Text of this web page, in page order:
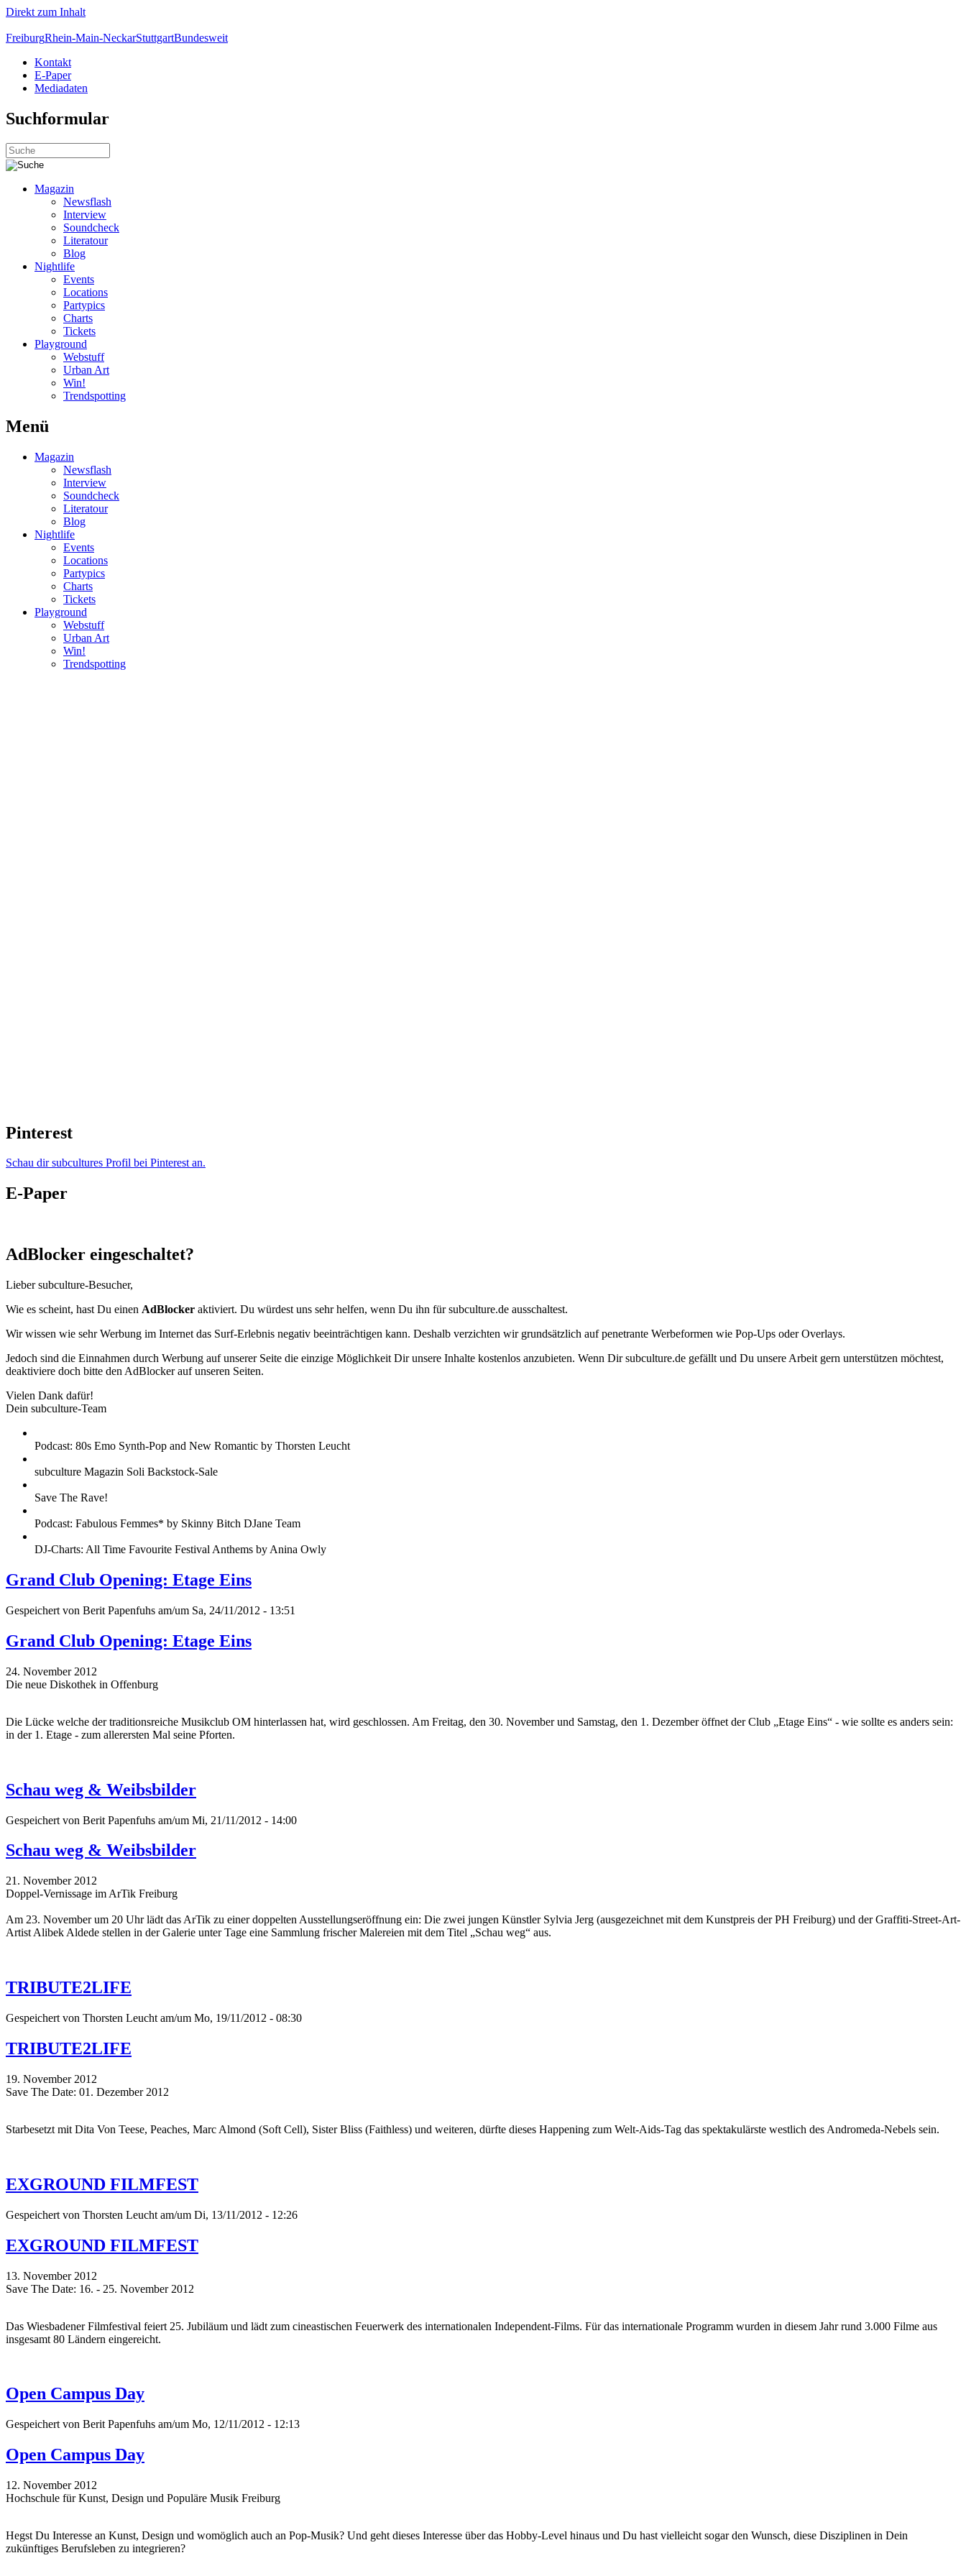
Direkt zum Inhalt
FreiburgRhein-Main-NeckarStuttgartBundesweit
Kontakt
E-Paper
Mediadaten
Suchformular
Magazin
Newsflash
Interview
Soundcheck
Literatour
Blog
Nightlife
Events
Locations
Partypics
Charts
Tickets
Playground
Webstuff
Urban Art
Win!
Trendspotting
Menü
Magazin
Newsflash
Interview
Soundcheck
Literatour
Blog
Nightlife
Events
Locations
Partypics
Charts
Tickets
Playground
Webstuff
Urban Art
Win!
Trendspotting
Pinterest
Schau dir subcultures Profil bei Pinterest an.
E-Paper
AdBlocker eingeschaltet?
Lieber subculture-Besucher,
Wie es scheint, hast Du einen AdBlocker aktiviert. Du würdest uns sehr helfen, wenn Du ihn für subculture.de ausschaltest.
Wir wissen wie sehr Werbung im Internet das Surf-Erlebnis negativ beeinträchtigen kann. Deshalb verzichten wir grundsätzlich auf penetrante Werbeformen wie Pop-Ups oder Overlays.
Jedoch sind die Einnahmen durch Werbung auf unserer Seite die einzige Möglichkeit Dir unsere Inhalte kostenlos anzubieten. Wenn Dir subculture.de gefällt und Du unsere Arbeit gern unterstützen möchtest,
deaktiviere doch bitte den AdBlocker auf unseren Seiten.
Vielen Dank dafür!
Dein subculture-Team
Podcast: 80s Emo Synth-Pop and New Romantic by Thorsten Leucht
subculture Magazin Soli Backstock-Sale
Save The Rave!
Podcast: Fabulous Femmes* by Skinny Bitch DJane Team
DJ-Charts: All Time Favourite Festival Anthems by Anina Owly
Grand Club Opening: Etage Eins
Gespeichert von Berit Papenfuhs am/um Sa, 24/11/2012 - 13:51
Grand Club Opening: Etage Eins
24. November 2012
Die neue Diskothek in Offenburg
Die Lücke welche der traditionsreiche Musikclub OM hinterlassen hat, wird geschlossen. Am Freitag, den 30. November und Samstag, den 1. Dezember öffnet der Club „Etage Eins“ - wie sollte es anders sein:
in der 1. Etage - zum allerersten Mal seine Pforten.
Schau weg & Weibsbilder
Gespeichert von Berit Papenfuhs am/um Mi, 21/11/2012 - 14:00
Schau weg & Weibsbilder
21. November 2012
Doppel-Vernissage im ArTik Freiburg
Am 23. November um 20 Uhr lädt das ArTik zu einer doppelten Ausstellungseröffnung ein: Die zwei jungen Künstler Sylvia Jerg (ausgezeichnet mit dem Kunstpreis der PH Freiburg) und der Graffiti-Street-Art-
Artist Alibek Aldede stellen in der Galerie unter Tage eine Sammlung frischer Malereien mit dem Titel „Schau weg“ aus.
TRIBUTE2LIFE
Gespeichert von Thorsten Leucht am/um Mo, 19/11/2012 - 08:30
TRIBUTE2LIFE
19. November 2012
Save The Date: 01. Dezember 2012
Starbesetzt mit Dita Von Teese, Peaches, Marc Almond (Soft Cell), Sister Bliss (Faithless) und weiteren, dürfte dieses Happening zum Welt-Aids-Tag das spektakulärste westlich des Andromeda-Nebels sein.
EXGROUND FILMFEST
Gespeichert von Thorsten Leucht am/um Di, 13/11/2012 - 12:26
EXGROUND FILMFEST
13. November 2012
Save The Date: 16. - 25. November 2012
Das Wiesbadener Filmfestival feiert 25. Jubiläum und lädt zum cineastischen Feuerwerk des internationalen Independent-Films. Für das internationale Programm wurden in diesem Jahr rund 3.000 Filme aus
insgesamt 80 Ländern eingereicht.
Open Campus Day
Gespeichert von Berit Papenfuhs am/um Mo, 12/11/2012 - 12:13
Open Campus Day
12. November 2012
Hochschule für Kunst, Design und Populäre Musik Freiburg
Hegst Du Interesse an Kunst, Design und womöglich auch an Pop-Musik? Und geht dieses Interesse über das Hobby-Level hinaus und Du hast vielleicht sogar den Wunsch, diese Disziplinen in Dein
zukünftiges Berufsleben zu integrieren?